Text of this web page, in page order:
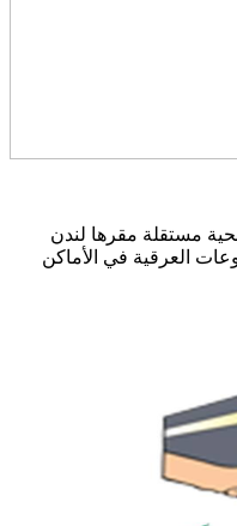
مستقلة مقرها لندن
العرقية في الأماكن